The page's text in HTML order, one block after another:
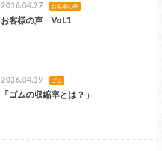
2016.04.27 お客様の声
お客様の声 Vol.1
2016.04.19 ゴム
「ゴムの収縮率とは？」